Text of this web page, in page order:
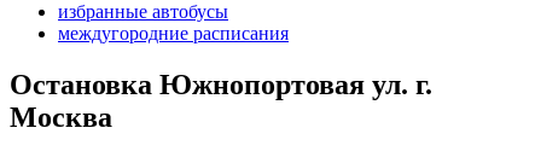
избранные автобусы
междугородние расписания
Остановка Южнопортовая ул. г.
Москва